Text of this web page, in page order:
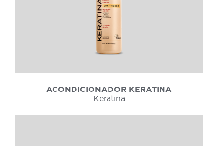
ACONDICIONADOR KERATINA
Keratina